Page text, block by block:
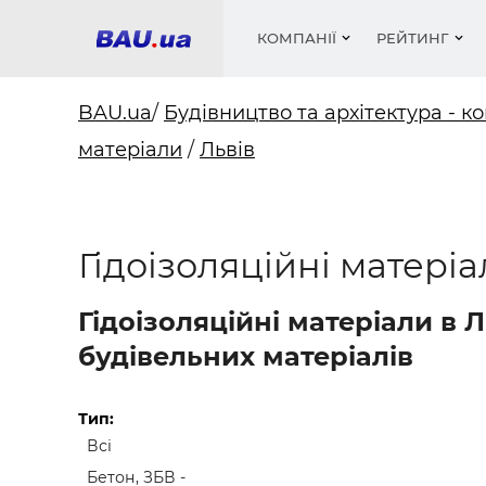
КОМПАНІЇ
Фарби,
РЕЙТИНГ
Медіа
Меблі
BAU.ua/ Будівництво та архітектура -
матеріали / Львів
Гідоізоляційні
Гідоізоляційні матеріали
будівельних матеріалів
Тип:
Всі
Бетон, ЗБВ -